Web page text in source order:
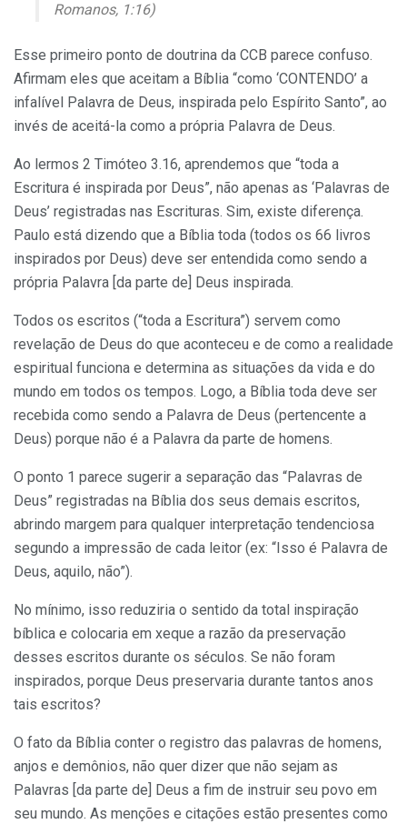
Romanos, 1:16)
Esse primeiro ponto de doutrina da CCB parece confuso.
Afirmam eles que aceitam a Bíblia “como ‘CONTENDO’ a
infalível Palavra de Deus, inspirada pelo Espírito Santo”, ao
invés de aceitá-la como a própria Palavra de Deus.
Ao lermos 2 Timóteo 3.16, aprendemos que “toda a
Escritura é inspirada por Deus”, não apenas as ‘Palavras de
Deus’ registradas nas Escrituras. Sim, existe diferença.
Paulo está dizendo que a Bíblia toda (todos os 66 livros
inspirados por Deus) deve ser entendida como sendo a
própria Palavra [da parte de] Deus inspirada.
Todos os escritos (“toda a Escritura”) servem como
revelação de Deus do que aconteceu e de como a realidade
espiritual funciona e determina as situações da vida e do
mundo em todos os tempos. Logo, a Bíblia toda deve ser
recebida como sendo a Palavra de Deus (pertencente a
Deus) porque não é a Palavra da parte de homens.
O ponto 1 parece sugerir a separação das “Palavras de
Deus” registradas na Bíblia dos seus demais escritos,
abrindo margem para qualquer interpretação tendenciosa
segundo a impressão de cada leitor (ex: “Isso é Palavra de
Deus, aquilo, não”).
No mínimo, isso reduziria o sentido da total inspiração
bíblica e colocaria em xeque a razão da preservação
desses escritos durante os séculos. Se não foram
inspirados, porque Deus preservaria durante tantos anos
tais escritos?
O fato da Bíblia conter o registro das palavras de homens,
anjos e demônios, não quer dizer que não sejam as
Palavras [da parte de] Deus a fim de instruir seu povo em
seu mundo. As menções e citações estão presentes como